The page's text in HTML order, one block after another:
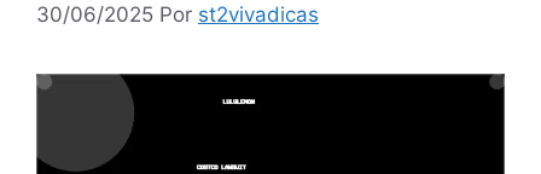
30/06/2025 Por st2vivadicas